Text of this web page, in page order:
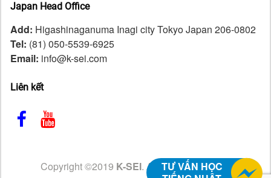
Japan Head Office
Add: Higashinaganuma Inagi city Tokyo Japan 206-0802
Tel: (81) 050-5539-6925
Email: info@k-sei.com
Liên kết
Copyright ©2019 K-SEI. All Right Reserved.
TƯ VẤN HỌC